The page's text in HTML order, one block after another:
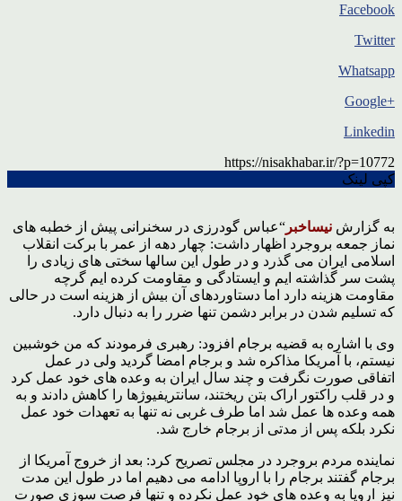
Facebook
Twitter
Whatsapp
+Google
Linkedin
https://nisakhabar.ir/?p=10772
کپی لینک
به گزارش نیساخبر “عباس گودرزی در سخنرانی پیش از خطبه های
نماز جمعه بروجرد اظهار داشت: چهار دهه از عمر با برکت انقلاب
اسلامی ایران می گذرد و در طول این سالها سختی های زیادی را
پشت سر گذاشته ایم و ایستادگی و مقاومت کرده ایم گرچه
مقاومت هزینه دارد اما دستاوردهای آن بیش از هزینه است در حالی
که تسلیم شدن در برابر دشمن تنها ضرر را به دنبال دارد.
وی با اشاره به قضیه برجام افزود: رهبری فرمودند که من خوشبین
نیستم، با آمریکا مذاکره شد و برجام امضا گردید ولی در عمل
اتفاقی صورت نگرفت و چند سال ایران به وعده های خود عمل کرد
و در قلب راکتور اراک بتن ریختند، سانتریفیوژها را کاهش دادند و به
همه وعده ها عمل شد اما طرف غربی نه تنها به تعهدات خود عمل
نکرد بلکه پس از مدتی از برجام خارج شد.
نماینده مردم بروجرد در مجلس تصریح کرد: بعد از خروج آمریکا از
برجام گفتند برجام را با اروپا ادامه می دهیم اما در طول این مدت
نیز اروپا به وعده های خود عمل نکرده و تنها فرصت سوزی صورت